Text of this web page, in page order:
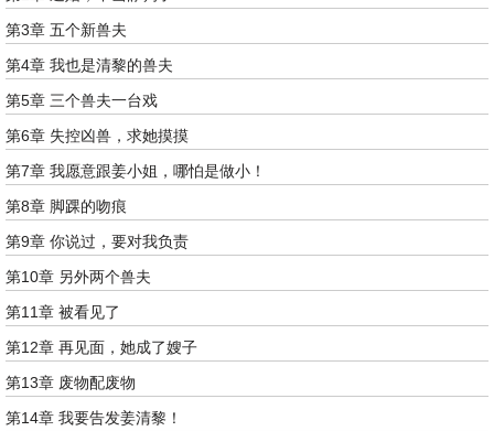
第3章 五个新兽夫
第4章 我也是清黎的兽夫
第5章 三个兽夫一台戏
第6章 失控凶兽，求她摸摸
第7章 我愿意跟姜小姐，哪怕是做小！
第8章 脚踝的吻痕
第9章 你说过，要对我负责
第10章 另外两个兽夫
第11章 被看见了
第12章 再见面，她成了嫂子
第13章 废物配废物
第14章 我要告发姜清黎！